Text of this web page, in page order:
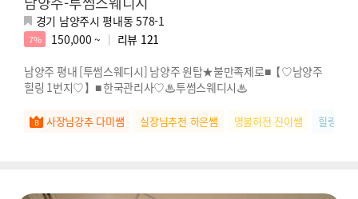
경기 남양주시 평내동 578-1
7% 150,000 ~ 리뷰 121
남양주 평내 [투썸스웨디시] 남양주 원탑★불만족제로■【♡남양주
힐링 1번지♡】■ 한국관리사♡♨투썸스웨디시♨
사장님강추 다미쌤 실장님추천 하은쌤 명불허전 진이쌤 힐링장